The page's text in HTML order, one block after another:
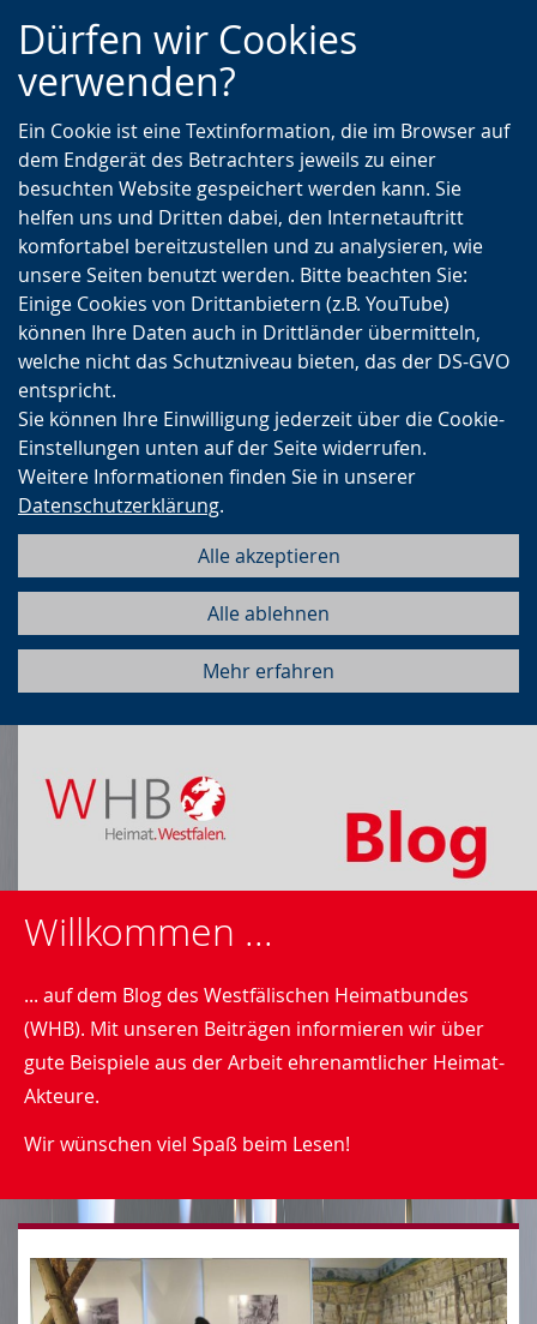
Zur
Hauptnavigation
Zur
Seitennavigation
Zum
Inhalt
Dürfen wir Cookies
verwenden?
Ein Cookie ist eine Textinformation, die im Browser auf
dem Endgerät des Betrachters jeweils zu einer
besuchten Website gespeichert werden kann. Sie
helfen uns und Dritten dabei, den Internetauftritt
komfortabel bereitzustellen und zu analysieren, wie
unsere Seiten benutzt werden. Bitte beachten Sie:
Einige Cookies von Drittanbietern (z.B. YouTube)
können Ihre Daten auch in Drittländer übermitteln,
welche nicht das Schutzniveau bieten, das der DS-GVO
entspricht.
Sie können Ihre Einwilligung jederzeit über die Cookie-
Einstellungen unten auf der Seite widerrufen.
Weitere Informationen finden Sie in unserer
Datenschutzerklärung.
Alle akzeptieren
Alle ablehnen
Mehr erfahren
Willkommen ...
... auf dem Blog des Westfälischen Heimatbundes
(WHB). Mit unseren Beiträgen informieren wir über
gute Beispiele aus der Arbeit ehrenamtlicher Heimat-
Akteure.
Wir wünschen viel Spaß beim Lesen!